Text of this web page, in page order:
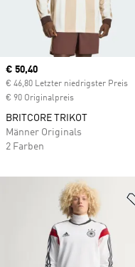
Current price
€ 50,40
€ 46,80 Letzter niedrigster Preis
€ 90 Originalpreis
BRITCORE TRIKOT
Männer Originals
2 Farben